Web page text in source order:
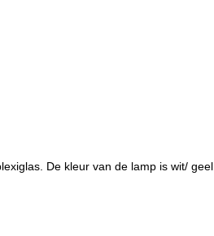
De kleur van de lamp is wit/ geel.